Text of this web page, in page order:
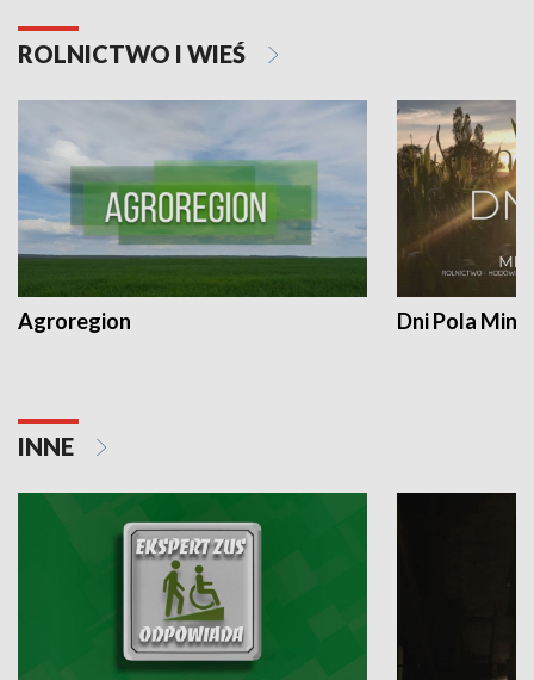
ROLNICTWO I WIEŚ
Agroregion Dni Pola
INNE